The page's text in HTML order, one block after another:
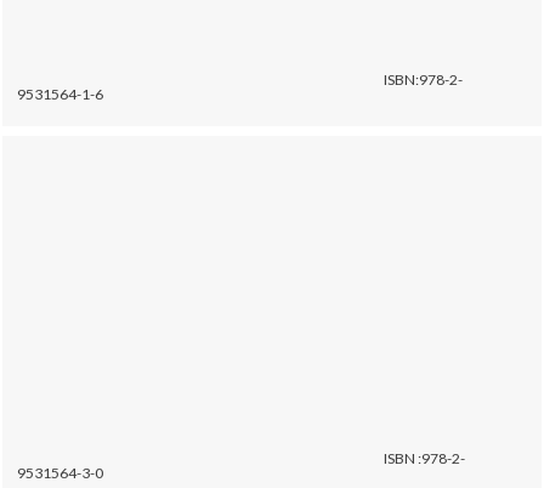
ISBN:978-2-
9531564-1-6
ISBN :978-2-
9531564-3-0